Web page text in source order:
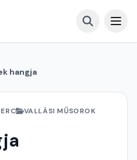
hangja
VALLÁSI MŰSOROK